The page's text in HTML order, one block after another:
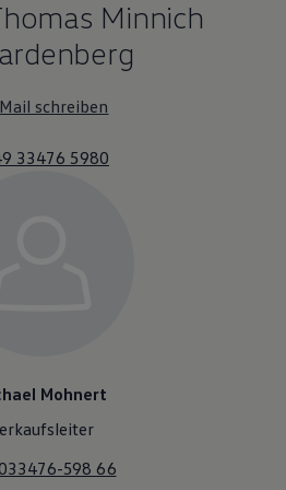
R
Minnich
schreiben
33476 5980
Mohnert
598 66